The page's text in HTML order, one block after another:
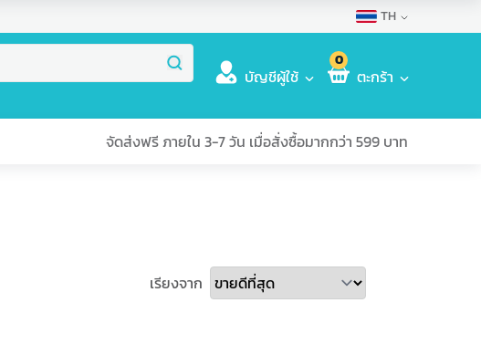
TH
บัญชีผู้ใช้
0
ตะกร้า
จัดส่งฟรี ภายใน 3-7 วัน เมื่อสั่งซื้อมากกว่า 599 บาท
เรียงจาก